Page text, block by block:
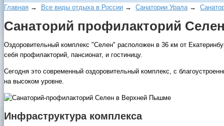
Главная → Все виды отдыха в России → Санатории Урала→
Санаторий профилакторий
Оздоровительный комплекс "Селен" расположен в 36 км от
себя профилакторий, пансионат, и гостиницу.
Сегодня это современный оздоровительный комплекс, с
на высоком уровне.
Инфраструктура комплекса